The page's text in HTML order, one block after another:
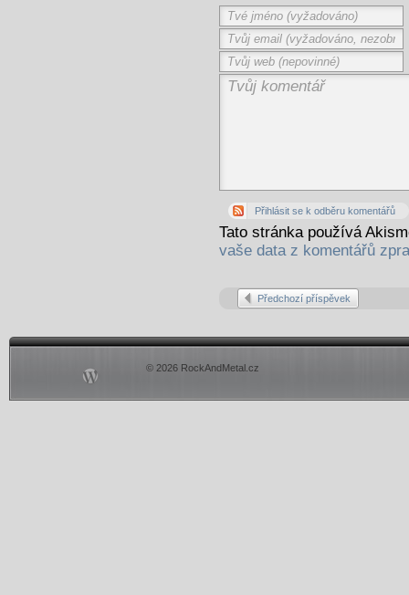
Přihlásit se k odběru komentářů
Tato stránka používá
vaše data z komentářů
Předchozí příspěvek
© 2026 RockAndMetal.cz